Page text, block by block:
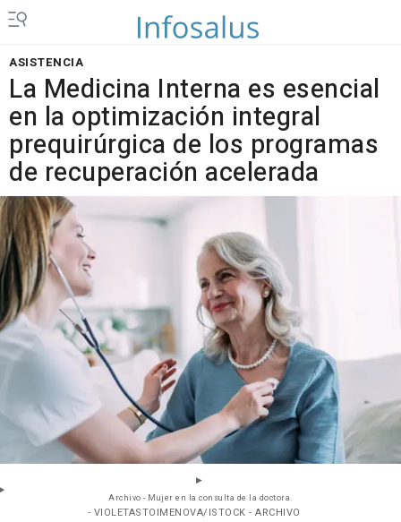
ASISTENCIA
La Medicina Interna es esencial
en la optimización integral
prequirúrgica de los programas
de recuperación acelerada
Archivo - Mujer en la consulta de la doctora.
- VIOLETASTOIMENOVA/ISTOCK - ARCHIVO